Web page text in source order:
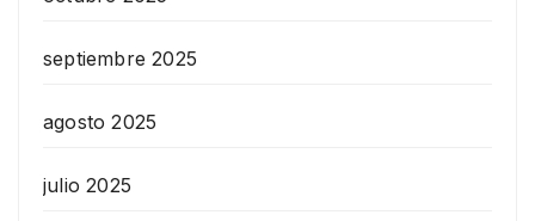
septiembre 2025
agosto 2025
julio 2025